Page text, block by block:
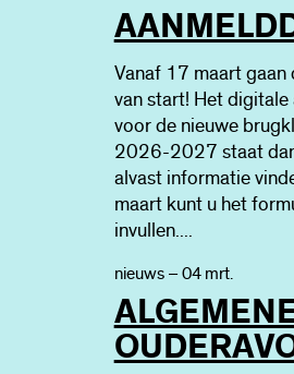
Vanaf 17 maart gaan
van start! Het
voor de nieuwe
2026-2027 staat
alvast informatie
maart kunt u het
invullen....
nieuws – 04 mrt.